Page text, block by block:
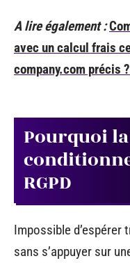
A lire également :
avec un calcul frais
company.com précis ?
Pourquoi
RGPD
Impossible d’espérer
sans s’appuyer sur